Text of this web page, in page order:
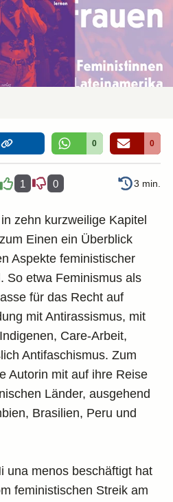
0 0
1 0 3 min.
zehn kurzweilige Kapitel
Einen ein Überblick
Aspekte feministischer
So etwa Feminismus als
für das Recht auf
mit Antirassismus, mit
Care-Arbeit,
Antifaschismus. Zum
Autorin mit auf ihre Reise
Länder, ausgehend
Brasilien, Peru und
una menos beschäftigt hat
feministischen Streik am